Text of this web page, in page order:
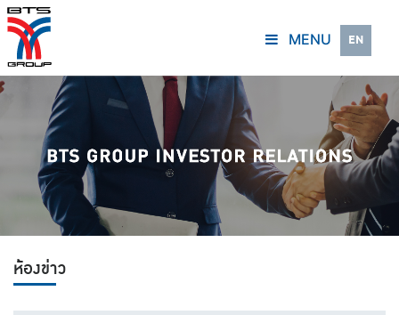
MENU EN
ห้องข่าว